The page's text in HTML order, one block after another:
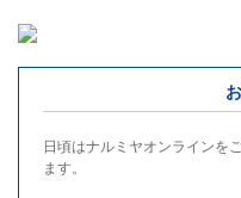
日頃はナルミヤオンラインを
ます。